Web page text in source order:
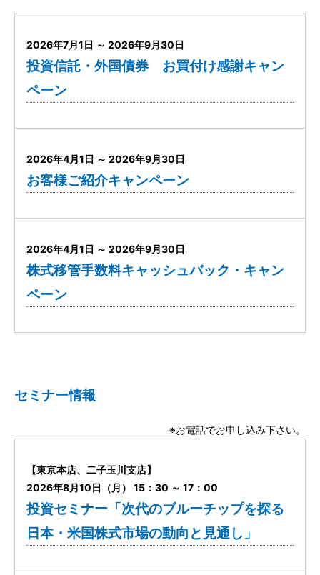
2026年7月1日 ～ 2026年9月30日
投資信託・外国債券 お買付け感謝キャン
ペーン
2026年4月1日 ～ 2026年9月30日
お客様ご紹介キャンペーン
2026年4月1日 ～ 2026年9月30日
株式移管手数料キャッシュバック・キャン
ペーン
セミナー情報
※お電話でお申し込み下さい。
【東京本店、二子玉川支店】
2026年8月10日（月） 15：30 ～ 17：00
投資セミナー「次代のブルーチップを探る
日本・米国株式市場の動向と見通し」